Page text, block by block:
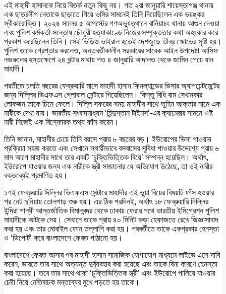
এই মাহাদী হাসানকে নিয়ে বিতর্ক নতুন কিছু নয়। গত ২রা জানুয়ারি শায়েস্তাগঞ্জ থানায়
এক ছাত্রলীগ নেতাকে ছাড়াতে গিয়ে ওসির সামনেই তিনি দিয়েছিলেন এক ভয়ঙ্কর
স্বীকারোক্তি। ২০২৪ সালের ৫ আগস্টের গণঅভ্যুত্থানে বানিয়াচং থানায় আগুন দেওয়া
এবং পুলিশ কর্মকর্তা সন্তোষ চৌধুরী হত্যাকাণ্ডে নিজের সম্পৃক্ততার কথা অহংকার করে
প্রকাশ করেছিলেন তিনি। সেই ভিডিও ভাইরাল হতেই দেশজুড়ে তীব্র ক্ষোভের সৃষ্টি হয়।
পুলিশ তাকে গ্রেপ্তার করলেও, অন্তবর্তীকালীন সরকারের সাবেক আইন উপদেষ্টা আসিফ
নজরুলের হস্তক্ষেপে ২৪ ঘন্টার মাথায় গত ৪ জানুয়ারি আদালত থেকে জামিন পেয়ে যান
মাহাদী।
পরর্তীতে চলতি বছরের ফেব্রুয়ারি মাসে মাহাদী হাসান ফিনল্যান্ডের ভিসার অ্যাপয়েন্টমেন্টের
জন্য দিল্লির ভিএফএস গ্লোবাল সেন্টারে গিয়েছিলেন। কিন্তু বিধি বাম সেখানকার
লোকজন তাকে চিনে ফেলে। দিল্লি সফরের সময় মাহাদীর সাথে তুহিন আক্তার নামে এক
নারীকে দেখা যায়। ভারতীয় সংবাদমাধ্যম ‘হিন্দুস্তান টাইমস’-এর ক্যামেরার সামনে ওই
নারী নিজেই এক বিস্ফোরক তথ্য ফাঁস করেন।
তিনি জানান, মাহাদীর চেয়ে তিনি বয়সে প্রায় ৮ বছরের বড়। ইউরোপের ভিসা পাওয়ার
প্রক্রিয়া সহজ করতে এবং সেখানে স্থায়ীভাবে বসবাসের সুবিধা পাওয়ার উদ্দেশ্যে প্রায় ৬
মাস আগে মাহাদীর সাথে তার একটি ‘চুক্তিভিত্তিক বিয়ে’ সম্পন্ন হয়েছিল। অর্থাৎ,
ইউরোপে যাওয়ার জন্য এক নারীকে স্ত্রী সাজানোর যে অভিযোগ উঠেছে, তা ওই নারীর
বক্তব্যেই প্রমাণিত হয়।
১৭ই ফেব্রুয়ারি দিল্লির ভিএফএস সেন্টারে মাহাদীর এই ভুয়া বিয়ের বিষয়টি ফাঁস হওয়ার
পর নেট দুনিয়ায় তোলপাড় শুরু হয়। এর ঠিক পরদিনই, অর্থাৎ ১৮ ফেব্রুয়ারি দিল্লির
ইন্দিরা গান্ধী আন্তর্জাতিক বিমানবন্দর থেকে ঢাকায় ফেরার পথে ভারতীয় ইমিগ্রেশন পুলিশ
মাহাদীকে আটকে দেয়। সেখানে তাকে প্রায় ৪০ মিনিট কড়া হেফাজতে রেখে জিজ্ঞাসাবাদ
করা হয় এবং তার মোবাইল ফোন তল্লাশি করা হয়। পরবর্তীতে তাকে একপ্রকার হেনস্তা
ও ‘ডিপোর্ট’ করে বাংলাদেশে ফেরত পাঠানো হয়।
বাংলাদেশে ফেরত আসার পর মাহাদী হাসান সামাজিক যোগাযোগ মাধ্যমে লাইভে এসে দাবি
করেন, ভারতে তার সাথে অত্যন্ত দুর্ব্যবহার করা হয়েছে এবং তাকে বিনা কারণে হেনস্তা
করা হয়েছে। তবে তার সাথে থাকা ‘চুক্তিভিত্তিক স্ত্রী’ এবং ইউরোপে পালিয়ে যাওয়ার
চেষ্টা নিয়ে নেতিবাচক মন্তব্যের মুখে পড়তে হয় তাকে।